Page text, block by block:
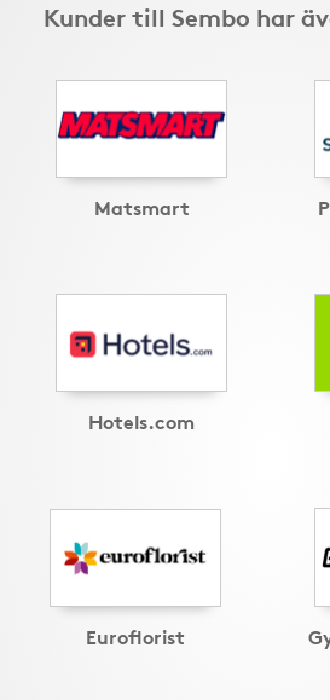
Kunder till Sembo har
Matsmart
Hotels.com
Euroflorist